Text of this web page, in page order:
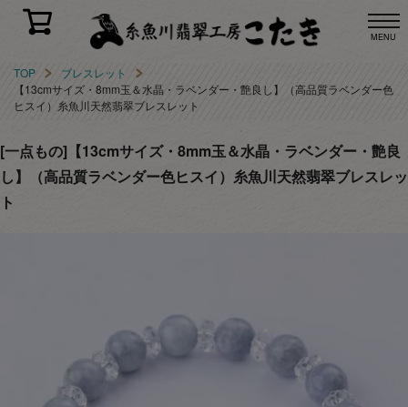
MENU
TOP
ブレスレット
【13cmサイズ・8mm玉＆水晶・ラベンダー・艶良し】（高品質ラベンダー色
ヒスイ）糸魚川天然翡翠ブレスレット
[一点もの]【13cmサイズ・8mm玉＆水晶・ラベンダー・艶良
し】（高品質ラベンダー色ヒスイ）糸魚川天然翡翠ブレスレッ
ト